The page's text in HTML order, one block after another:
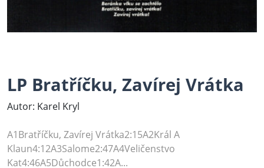
LP Bratříčku, Zavírej Vrátka
Autor: Karel Kryl
A1Bratříčku, Zavírej Vrátka2:15A2Král A
Klaun4:12A3Salome2:47A4Veličenstvo
Kat4:46A5Důchodce1:42A...